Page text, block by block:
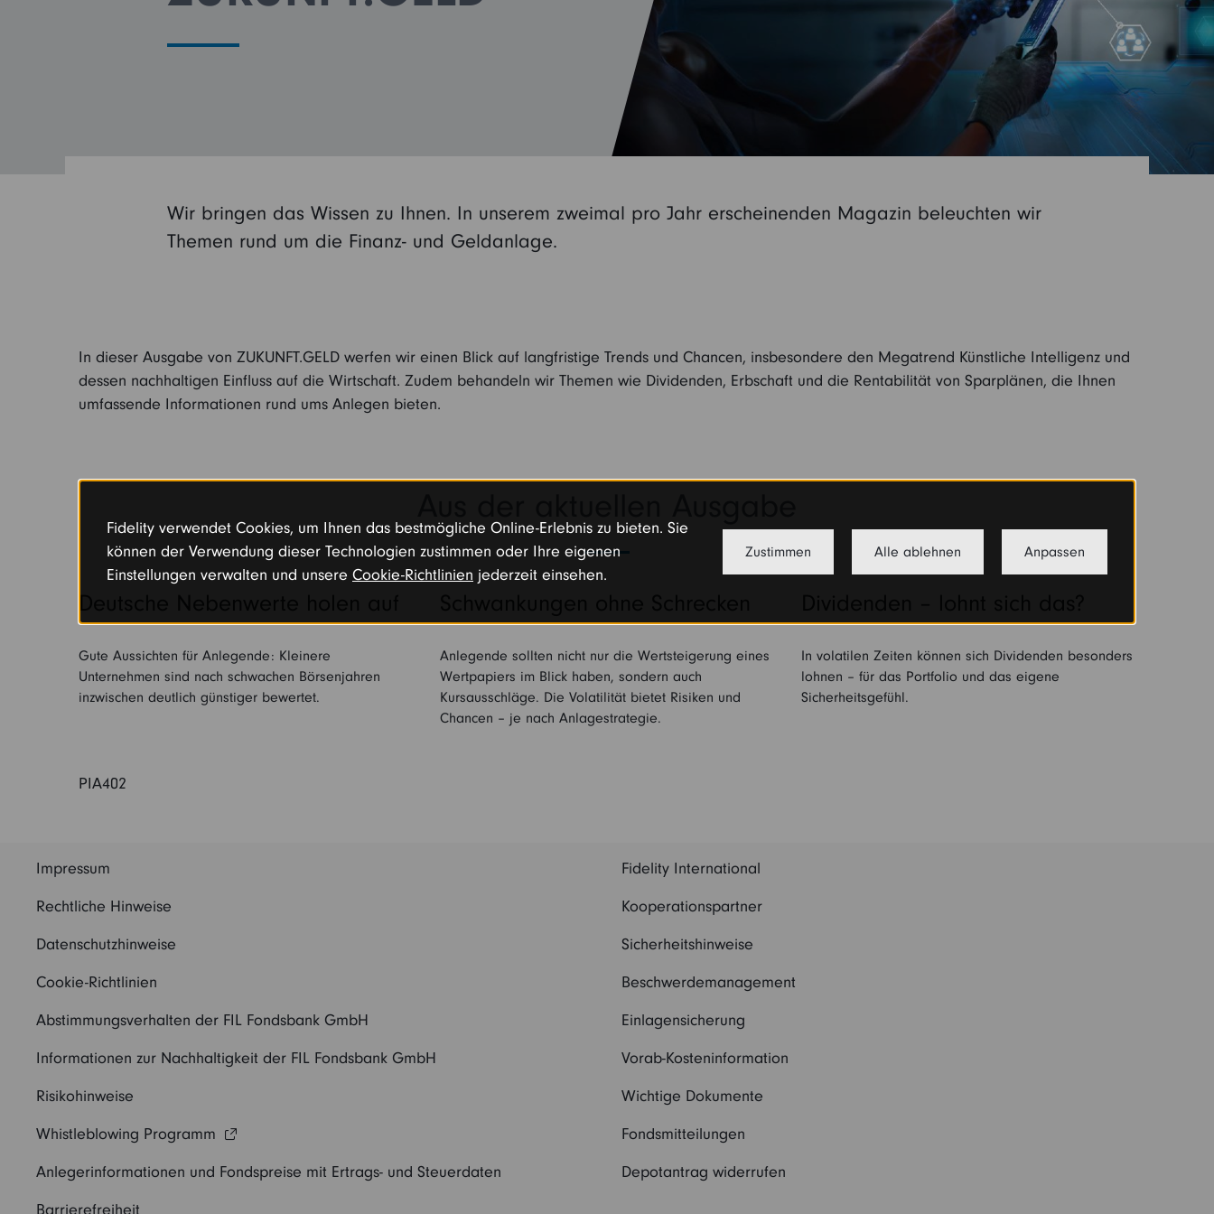
Wir bringen das Wissen zu Ihnen. In unserem zweimal pro Jahr erscheinenden Magazin beleuchten wir
Themen rund um die Finanz- und Geldanlage.
In dieser Ausgabe von ZUKUNFT.GELD werfen wir einen Blick auf langfristige Trends und Chancen, insbesondere den Megatrend Künstliche Intelligenz und
dessen nachhaltigen Einfluss auf die Wirtschaft. Zudem behandeln wir Themen wie Dividenden, Erbschaft und die Rentabilität von Sparplänen, die Ihnen
umfassende Informationen rund ums Anlegen bieten.
Gute Aussichten für Anlegende: Kleinere
Unternehmen sind nach schwachen Börsenjahren
inzwischen deutlich günstiger bewertet.
Anlegende sollten nicht nur die Wertsteigerung eines
Wertpapiers im Blick haben, sondern auch
Kursausschläge. Die Volatilität bietet Risiken und
Chancen – je nach Anlagestrategie.
In volatilen Zeiten können sich Dividenden besonders
lohnen – für das Portfolio und das eigene
Sicherheitsgefühl.
PIA402
Impressum
Rechtliche Hinweise
Datenschutzhinweise
Cookie-Richtlinien
Abstimmungsverhalten der FIL Fondsbank GmbH
Informationen zur Nachhaltigkeit der FIL Fondsbank GmbH
Risikohinweise
Whistleblowing Programm
Anlegerinformationen und Fondspreise mit Ertrags- und Steuerdaten
Barrierefreiheit
Fidelity International
Kooperationspartner
Sicherheitshinweise
Beschwerdemanagement
Einlagensicherung
Vorab-Kosteninformation
Wichtige Dokumente
Fondsmitteilungen
Depotantrag widerrufen
Fidelity verwendet Cookies, um Ihnen das bestmögliche Online-Erlebnis zu bieten. Sie
können der Verwendung dieser Technologien zustimmen oder Ihre eigenen
Einstellungen verwalten und unsere Cookie-Richtlinien jederzeit einsehen.
Zustimmen Alle ablehnen Anpassen